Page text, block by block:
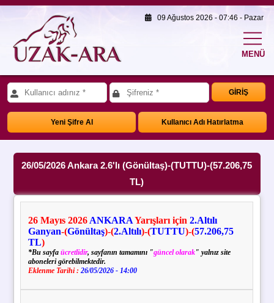
09 Ağustos 2026 - 07:46 - Pazar
MENÜ
GİRİŞ
Yeni Şifre Al Kullanıcı Adı Hatırlatma
26/05/2026 Ankara 2.6'lı (Gönültaş)-(TUTTU)-(57.206,75
TL)
26Mayıs 2026 ANKARAYarışları için2.Altılı
Ganyan-(Gönültaş)-(2.Altılı)-(TUTTU)-(57.206,75
TL)
*Bu sayfaücretlidir, sayfanın tamamını "güncel olarak" yalnız site
aboneleri görebilmektedir.
Eklenme Tarihi : 26/05/2026 - 14:00